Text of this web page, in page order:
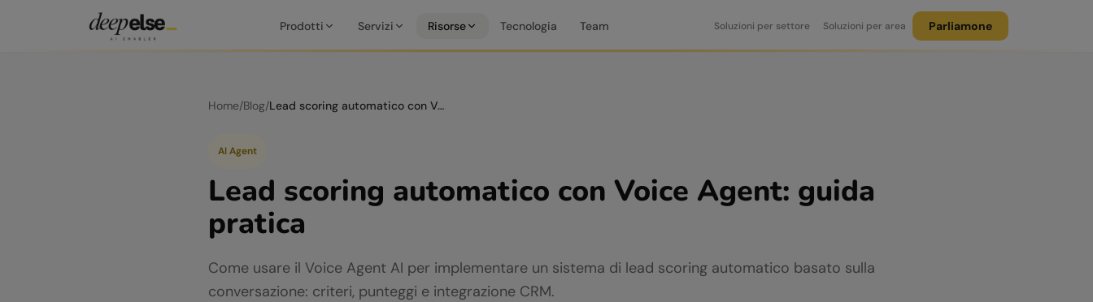
Prodotti Servizi Risorse Tecnologia Team Soluzioni per settore Soluzioni per area Parliamone
Home/Blog/ Lead scoring automatico con Voice Agent: guida pratica
AI Agent
Lead scoring automatico con Voice Agent: guida
pratica
Come usare il Voice Agent AI per implementare un sistema di lead scoring automatico basato sulla
conversazione: criteri, punteggi e integrazione CRM.